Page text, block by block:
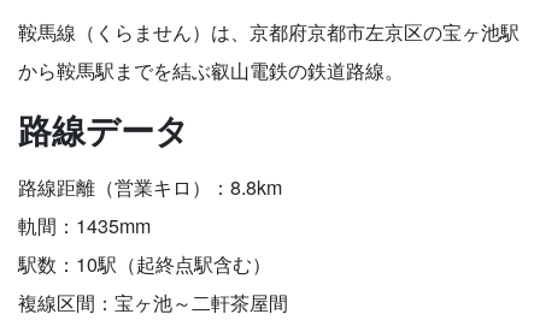
鞍馬線（くらません）は、京都府京都市左京区の宝ヶ池駅
から鞍馬駅までを結ぶ叡山電鉄の鉄道路線。
路線データ
路線距離（営業キロ）：8.8km
軌間：1435mm
駅数：10駅（起終点駅含む）
複線区間：宝ヶ池～二軒茶屋間